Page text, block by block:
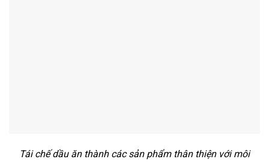
Tái chế dầu ăn thành các sản phẩm thân thiện với môi